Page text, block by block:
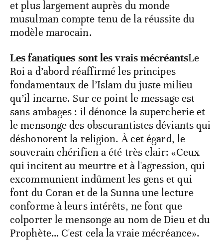
et plus largement auprès du monde
musulman compte tenu de la réussite du
modèle marocain.
Les fanatiques sont les vrais mécréantsLe
Roi a d’abord réaffirmé les principes
fondamentaux de l’Islam du juste milieu
qu’il incarne. Sur ce point le message est
sans ambages : il dénonce la supercherie et
le mensonge des obscurantistes déviants qui
déshonorent la religion. À cet égard, le
souverain chérifien a été très clair: «Ceux
qui incitent au meurtre et à l'agression, qui
excommunient indûment les gens et qui
font du Coran et de la Sunna une lecture
conforme à leurs intérêts, ne font que
colporter le mensonge au nom de Dieu et du
Prophète… C'est cela la vraie mécréance».